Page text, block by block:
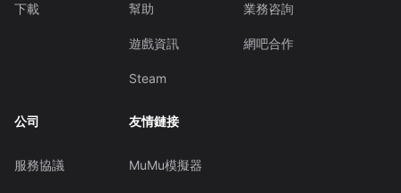
下載 幫助
遊戲資訊
Steam
業務咨詢
網吧合作
公司
服務協議
友情鏈接
MuMu模擬器